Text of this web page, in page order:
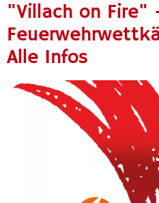
"Villach on
Alle Infos